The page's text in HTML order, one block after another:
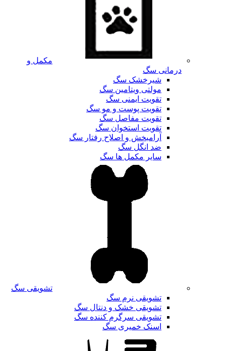
مکمل و
درمانی سگ
شیرخشک سگ
مولتی ویتامین سگ
تقویت ایمنی سگ
تقویت پوست و مو سگ
تقویت مفاصل سگ
تقویت استخوان سگ
آرامبخش و اصلاح رفتار سگ
ضد انگل سگ
سایر مکمل ها سگ
تشویقی سگ
تشویقی نرم سگ
تشویقی خشک و دنتال سگ
تشویقی سرگرم کننده سگ
اسنک خمیری سگ